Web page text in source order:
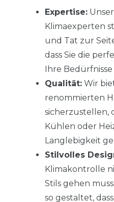
Expertise:
Klimaexperten
und Tat zur
dass Sie die
Ihre
Qualität: Wir
renommierten
sicherzustellen,
Kühlen oder
Langlebigkeit
Stilvolles
Klimakontrolle
Stils gehen
so gestaltet,